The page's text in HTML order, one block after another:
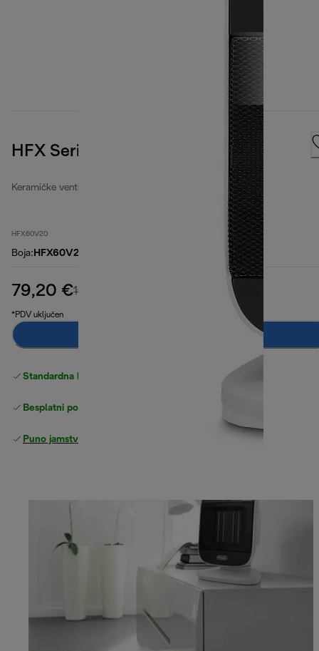
HFX Series
Keramičke ventilatorske grijalice
HFX60V20
Boja: HFX60V20
79,20 €104,90 € izvorna cijena 104,90 €
*PDV uključen
Standardna besplatna
Besplatni povrati
Puno jamstvo proizvođača